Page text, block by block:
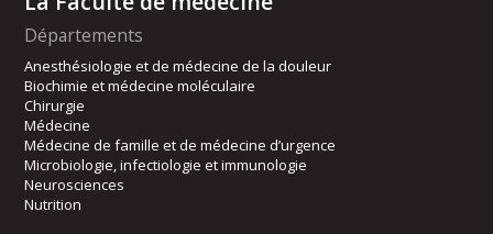
Départements
Anesthésiologie et de médecine de la douleur
Biochimie et médecine moléculaire
Chirurgie
Médecine
Médecine de famille et de médecine d’urgence
Microbiologie, infectiologie et immunologie
Neurosciences
Nutrition